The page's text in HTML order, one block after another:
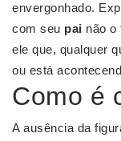
envergonhado.
com seu pai não o
ele que, qualquer
ou está
Como é
A ausência da